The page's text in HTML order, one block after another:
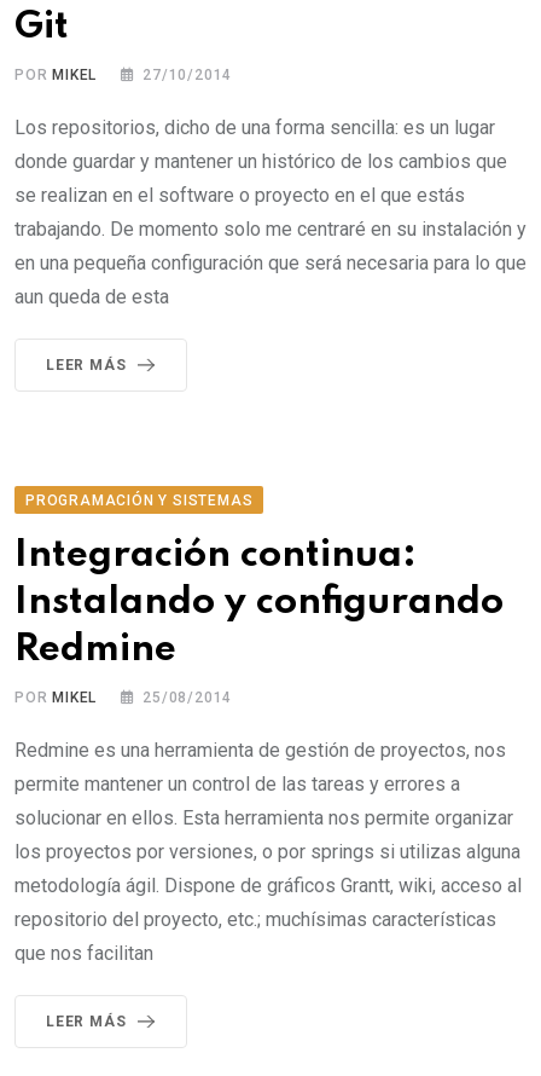
Git
PORMIKEL 27/10/2014
Los repositorios, dicho de una forma sencilla: es un lugar
donde guardar y mantener un histórico de los cambios que
se realizan en el software o proyecto en el que estás
trabajando. De momento solo me centraré en su instalación y
en una pequeña configuración que será necesaria para lo que
aun queda de esta
LEER MÁS
PROGRAMACIÓN Y SISTEMAS
Integración continua:
Instalando y configurando
Redmine
PORMIKEL 25/08/2014
Redmine es una herramienta de gestión de proyectos, nos
permite mantener un control de las tareas y errores a
solucionar en ellos. Esta herramienta nos permite organizar
los proyectos por versiones, o por springs si utilizas alguna
metodología ágil. Dispone de gráficos Grantt, wiki, acceso al
repositorio del proyecto, etc.; muchísimas características
que nos facilitan
LEER MÁS